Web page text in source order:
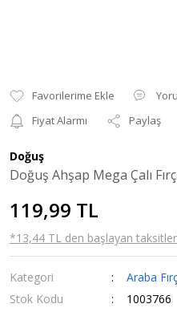
Fiyat Alarmı
Paylaş
Doğuş
Doğuş Ahşap Mega Çalı
119,99 TL
*13,44 TL den başlayan
Kategori
Araba
Stok Kodu
1003766